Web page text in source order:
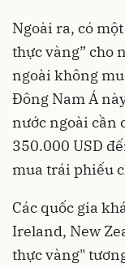
Ngoài ra, có
thực vàng” cho
ngoài không
Đông Nam Á
nước ngoài cần
350.000 USD
mua trái phiếu
Các quốc gia
Ireland, New
thực vàng"